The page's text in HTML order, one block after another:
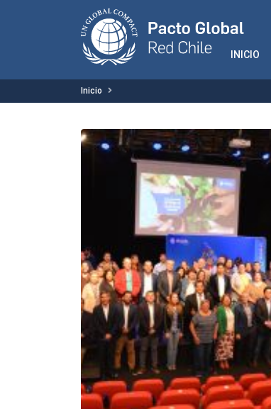
INICIO
Inicio